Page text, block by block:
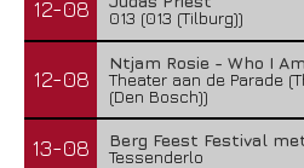
12-08
013 (013 (Tilburg))
12-08
Ntjam Rosie - Who I Am
Theater aan de Parade
(Den Bosch))
13-08
Berg Feest Festival
Tessenderlo